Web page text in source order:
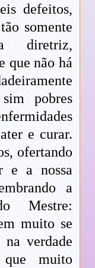
defeitos,
somente
diretriz,
que não há
pobres
e curar.
ofertando
e a nossa
a
Mestre:
muito se
verdade
que muito